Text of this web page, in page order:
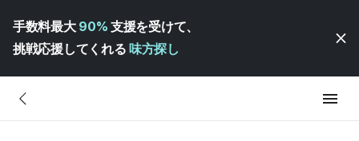
手数料最大 90% 支援を受けて、
挑戦応援してくれる 味方探し